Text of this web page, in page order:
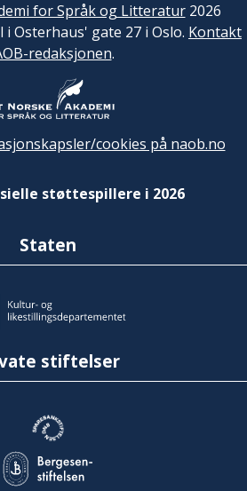
for Språk og Litteratur2026
i Osterhaus' gate 27 i Oslo. Kontakt
redaksjonen.
cookies på naob.no
støttespillere i 2026
Staten
stiftelser